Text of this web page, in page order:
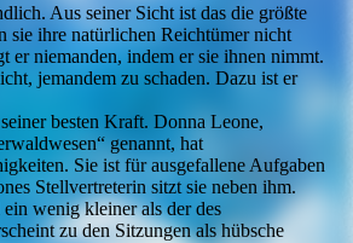
Aus seiner Sicht ist das die größte
sie ihre natürlichen Reichtümer nicht
er niemanden, indem er sie ihnen nimmt.
jemandem zu schaden. Dazu ist er
besten Kraft. Donna Leone,
genannt, hat
Sie ist für ausgefallene Aufgaben
Stellvertreterin sitzt sie neben ihm.
wenig kleiner als der des
zu den Sitzungen als hübsche